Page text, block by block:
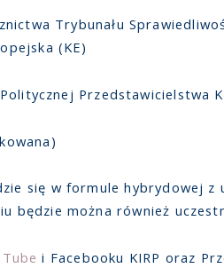
Trybunału
(KE)
Przedstawicielstwa
się w formule hybrydowej z
będzie można również
i Facebooku KIRP oraz